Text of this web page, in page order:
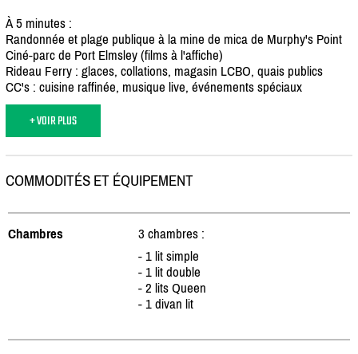
À 5 minutes :
Randonnée et plage publique à la mine de mica de Murphy's Point
Ciné-parc de Port Elmsley (films à l'affiche)
Rideau Ferry : glaces, collations, magasin LCBO, quais publics
CC's : cuisine raffinée, musique live, événements spéciaux
+ VOIR PLUS
COMMODITÉS ET ÉQUIPEMENT
Chambres
3 chambres :
- 1 lit simple
- 1 lit double
- 2 lits Queen
- 1 divan lit